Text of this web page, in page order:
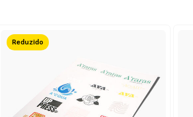
Reduzido